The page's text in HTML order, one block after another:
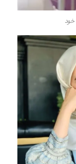
خود